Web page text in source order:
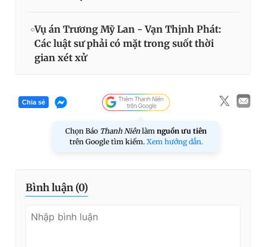
Vụ án Trương Mỹ Lan - Vạn Thịnh Phát:
Các luật sư phải có mặt trong suốt thời
gian xét xử
Chia sẻ
Chọn Báo Thanh Niên làm nguồn ưu tiên
trên Google tìm kiếm. Xem hướng dẫn.
Bình luận (0)